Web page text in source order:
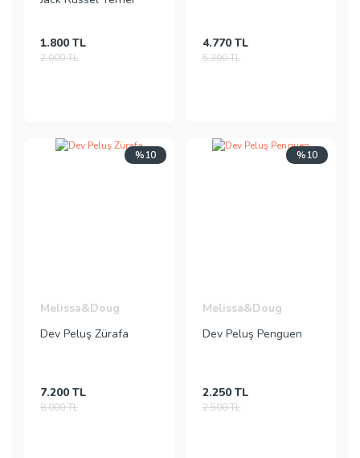
1.800 TL
2.000 TL
4.770 TL
5.300 TL
%10
Melissa&Doug
Dev Peluş Zürafa
7.200 TL
8.000 TL
%10
Melissa&Doug
Dev Peluş Penguen
2.250 TL
2.500 TL